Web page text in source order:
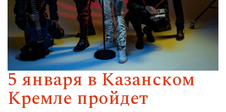
5 января в Казанском
Кремле пройдет